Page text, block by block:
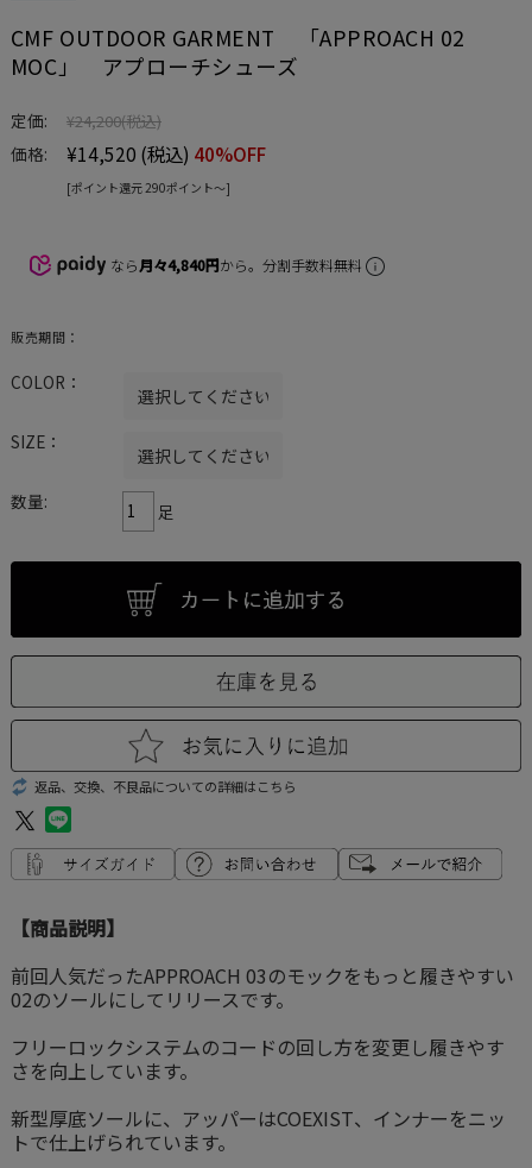
CMF OUTDOOR GARMENT 「APPROACH 02
MOC」 アプローチシューズ
定価: ¥24,200(税込)
価格: ¥14,520 (税込) 40%OFF
[ポイント還元 290ポイント〜]
なら月々4,840円から。分割手数料無料
販売期間：
COLOR：
SIZE：
数量: 足
返品、交換、不良品についての詳細はこちら
【商品説明】
前回人気だったAPPROACH 03のモックをもっと履きやすい
02のソールにしてリリースです。
フリーロックシステムのコードの回し方を変更し履きやす
さを向上しています。
新型厚底ソールに、アッパーはCOEXIST、インナーをニッ
トで仕上げられています。